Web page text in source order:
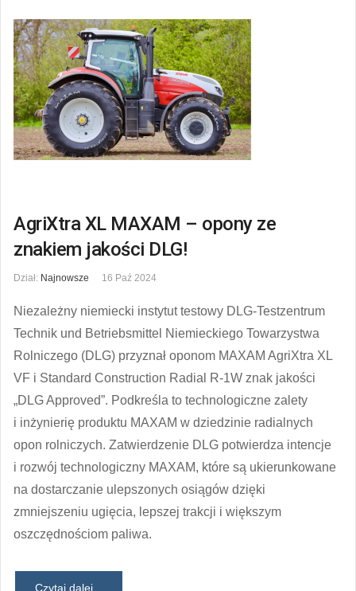
AgriXtra XL MAXAM – opony ze
znakiem jakości DLG!
Dział: Najnowsze 16 Paź 2024
Niezależny niemiecki instytut testowy DLG-Testzentrum
Technik und Betriebsmittel Niemieckiego Towarzystwa
Rolniczego (DLG) przyznał oponom MAXAM AgriXtra XL
VF i Standard Construction Radial R-1W znak jakości
„DLG Approved”. Podkreśla to technologiczne zalety
i inżynierię produktu MAXAM w dziedzinie radialnych
opon rolniczych. Zatwierdzenie DLG potwierdza intencje
i rozwój technologiczny MAXAM, które są ukierunkowane
na dostarczanie ulepszonych osiągów dzięki
zmniejszeniu ugięcia, lepszej trakcji i większym
oszczędnościom paliwa.
Czytaj dalej...